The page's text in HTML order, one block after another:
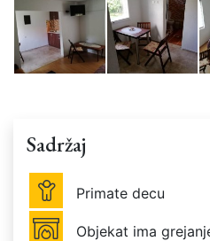
Sadržaj
Primate decu
Objekat ima